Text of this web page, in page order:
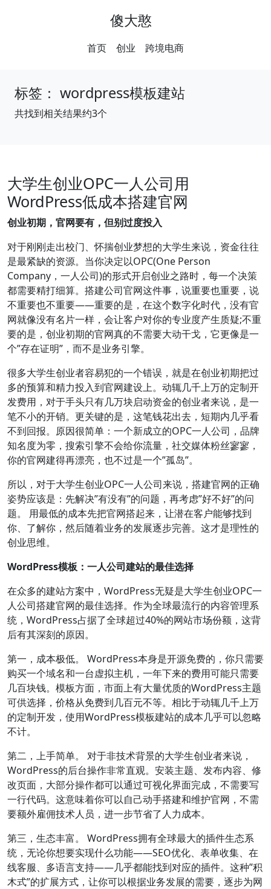
傻大憨
首页 创业 跨境电商
标签： wordpress模板建站
共找到相关结果约3个
大学生创业OPC一人公司用
WordPress低成本搭建官网
创业初期，官网要有，但别过度投入
对于刚刚走出校门、怀揣创业梦想的大学生来说，资金往往
是最紧缺的资源。当你决定以OPC(One Person
Company，一人公司)的形式开启创业之路时，每一个决策
都需要精打细算。搭建公司官网这件事，说重要也重要，说
不重要也不重要——重要的是，在这个数字化时代，没有官
网就像没有名片一样，会让客户对你的专业度产生质疑;不重
要的是，创业初期的官网真的不需要大动干戈，它更像是一
个”存在证明”，而不是业务引擎。
很多大学生创业者容易犯的一个错误，就是在创业初期把过
多的预算和精力投入到官网建设上。动辄几千上万的定制开
发费用，对于手头只有几万块启动资金的创业者来说，是一
笔不小的开销。更关键的是，这笔钱花出去，短期内几乎看
不到回报。原因很简单：一个新成立的OPC一人公司，品牌
知名度为零，搜索引擎不会给你流量，社交媒体粉丝寥寥，
你的官网建得再漂亮，也不过是一个”孤岛”。
所以，对于大学生创业OPC一人公司来说，搭建官网的正确
姿势应该是：先解决”有没有”的问题，再考虑”好不好”的问
题。 用最低的成本先把官网搭起来，让潜在客户能够找到
你、了解你，然后随着业务的发展逐步完善。这才是理性的
创业思维。
WordPress模板：一人公司建站的最佳选择
在众多的建站方案中，WordPress无疑是大学生创业OPC一
人公司搭建官网的最佳选择。作为全球最流行的内容管理系
统，WordPress占据了全球超过40%的网站市场份额，这背
后有其深刻的原因。
第一，成本极低。 WordPress本身是开源免费的，你只需要
购买一个域名和一台虚拟主机，一年下来的费用可能只需要
几百块钱。模板方面，市面上有大量优质的WordPress主题
可供选择，价格从免费到几百元不等。相比于动辄几千上万
的定制开发，使用WordPress模板建站的成本几乎可以忽略
不计。
第二，上手简单。 对于非技术背景的大学生创业者来说，
WordPress的后台操作非常直观。安装主题、发布内容、修
改页面，大部分操作都可以通过可视化界面完成，不需要写
一行代码。这意味着你可以自己动手搭建和维护官网，不需
要额外雇佣技术人员，进一步节省了人力成本。
第三，生态丰富。 WordPress拥有全球最大的插件生态系
统，无论你想要实现什么功能——SEO优化、表单收集、在
线客服、多语言支持——几乎都能找到对应的插件。这种”积
木式”的扩展方式，让你可以根据业务发展的需要，逐步为网